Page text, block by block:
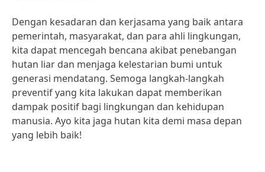
Dengan kesadaran dan kerjasama yang baik antara
pemerintah, masyarakat, dan para ahli lingkungan,
kita dapat mencegah bencana akibat penebangan
hutan liar dan menjaga kelestarian bumi untuk
generasi mendatang. Semoga langkah-langkah
preventif yang kita lakukan dapat memberikan
dampak positif bagi lingkungan dan kehidupan
manusia. Ayo kita jaga hutan kita demi masa depan
yang lebih baik!